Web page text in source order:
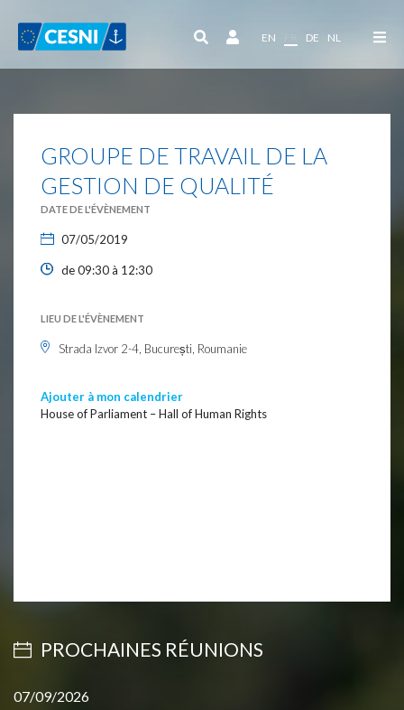
EN DE NL
GROUPE DE TRAVAIL DE LA
GESTION DE QUALITÉ
DATE DE L'ÉVÈNEMENT
07/05/2019
de 09:30 à 12:30
LIEU DE L'ÉVÈNEMENT
Strada Izvor 2-4, București, Roumanie
Ajouter à mon calendrier
House of Parliament – Hall of Human Rights
PROCHAINES RÉUNIONS
07/09/2026